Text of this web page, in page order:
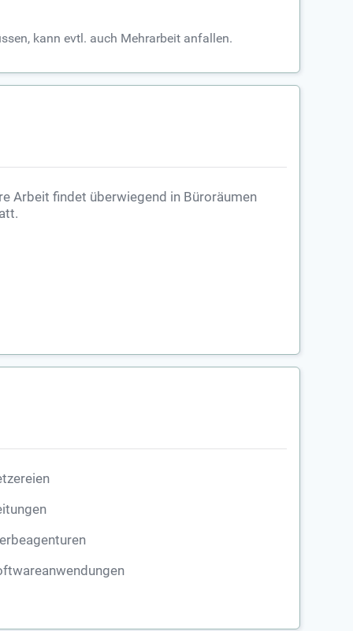
kann evtl. auch Mehrarbeit anfallen.
Arbeit findet überwiegend in Büroräumen